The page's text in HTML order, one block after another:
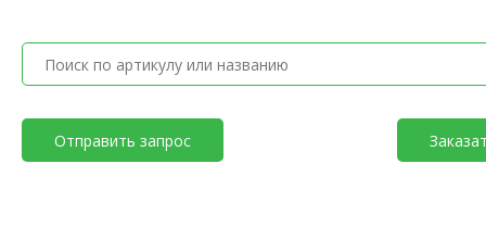
Отправить запрос